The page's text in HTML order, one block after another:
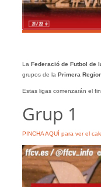
La Federació de Futbol de
grupos de la Primera
Estas ligas comenzarán el
Grup 1
PINCHA AQUÍ para ver el